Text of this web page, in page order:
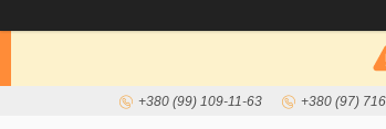
+380 (99) 109-11-63 +380 (97)